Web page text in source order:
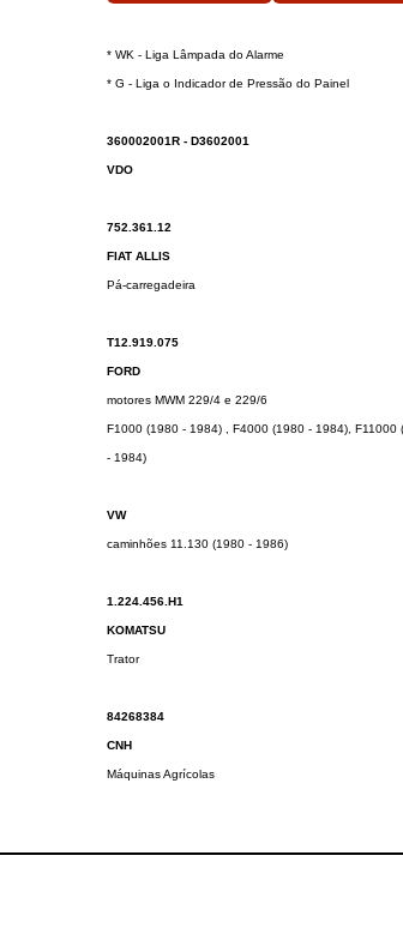
* WK - Liga Lâmpada do Alarme
* G - Liga o Indicador de Pressão do Painel
360002001R - D3602001
VDO
752.361.12
FIAT ALLIS
Pá-carregadeira
T12.919.075
FORD
motores MWM 229/4 e 229/6
F1000 (1980 - 1984) , F4000 (1980 - 1984),
- 1984)
VW
caminhões 11.130 (1980 - 1986)
1.224.456.H1
KOMATSU
Trator
84268384
CNH
Máquinas Agrícolas